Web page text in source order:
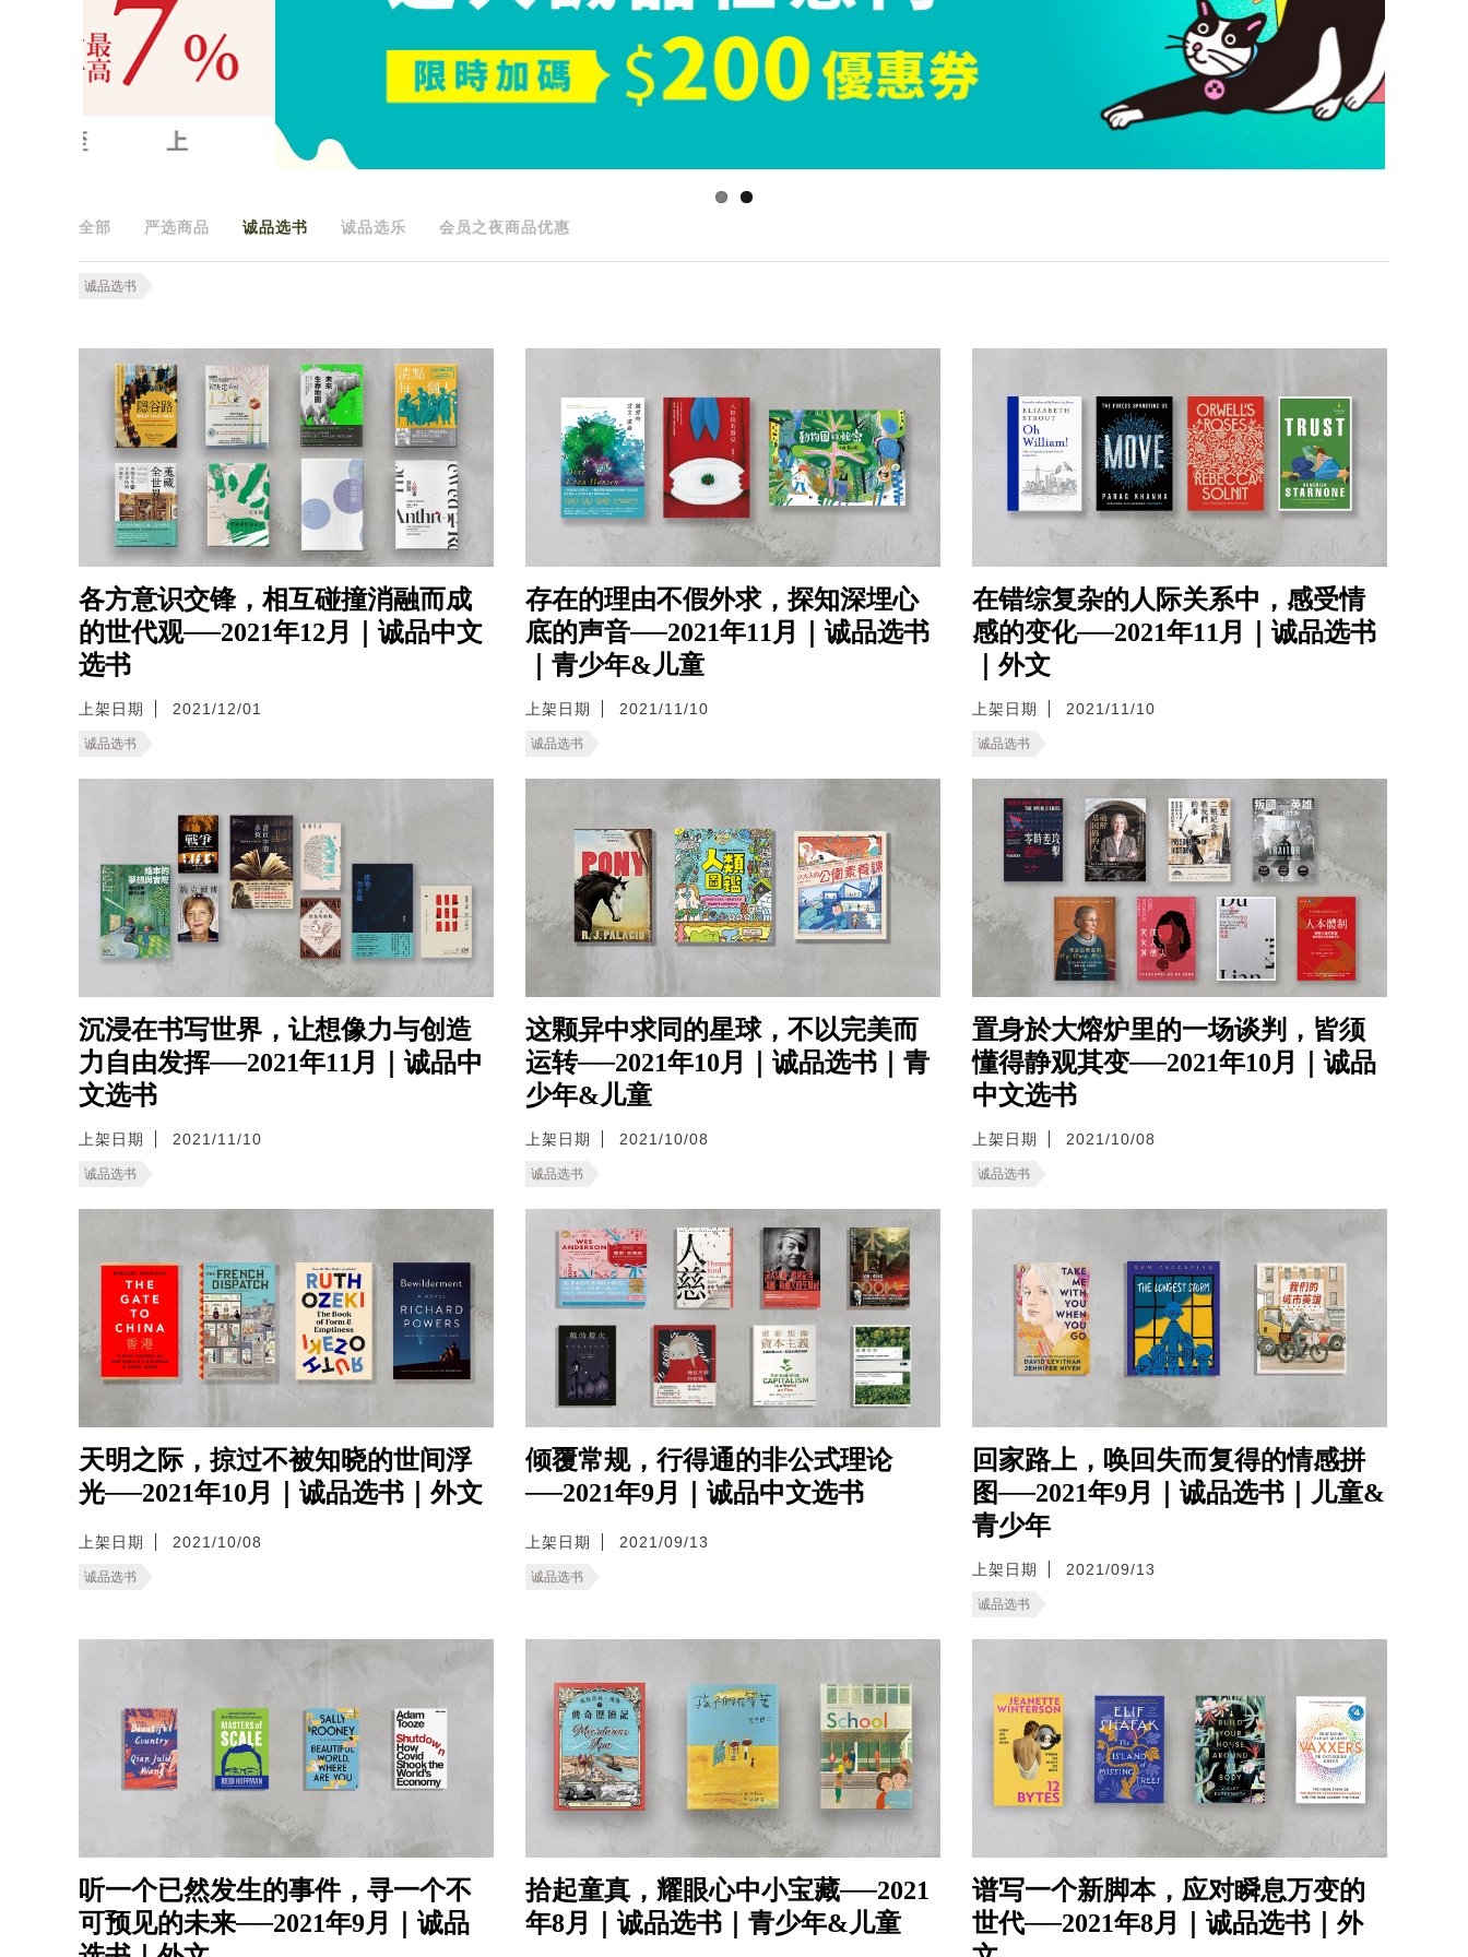
全部 严选商品 诚品选书 诚品选乐 会员之夜商品优惠
诚品选书
各方意识交锋，相互碰撞消融而成
的世代观──2021年12月｜诚品中文
选书
上架日期 2021/12/01
诚品选书
存在的理由不假外求，探知深埋心
底的声音──2021年11月｜诚品选书
｜青少年&儿童
上架日期 2021/11/10
诚品选书
在错综复杂的人际关系中，感受情
感的变化──2021年11月｜诚品选书
｜外文
上架日期 2021/11/10
诚品选书
沉浸在书写世界，让想像力与创造
力自由发挥──2021年11月｜诚品中
文选书
上架日期 2021/11/10
诚品选书
这颗异中求同的星球，不以完美而
运转──2021年10月｜诚品选书｜青
少年&儿童
上架日期 2021/10/08
诚品选书
置身於大熔炉里的一场谈判，皆须
懂得静观其变──2021年10月｜诚品
中文选书
上架日期 2021/10/08
诚品选书
天明之际，掠过不被知晓的世间浮
光──2021年10月｜诚品选书｜外文
上架日期 2021/10/08
诚品选书
倾覆常规，行得通的非公式理论
──2021年9月｜诚品中文选书
上架日期 2021/09/13
诚品选书
回家路上，唤回失而复得的情感拼
图──2021年9月｜诚品选书｜儿童&
青少年
上架日期 2021/09/13
诚品选书
听一个已然发生的事件，寻一个不
可预见的未来──2021年9月｜诚品
拾起童真，耀眼心中小宝藏──2021
年8月｜诚品选书｜青少年&儿童
谱写一个新脚本，应对瞬息万变的
世代──2021年8月｜诚品选书｜外